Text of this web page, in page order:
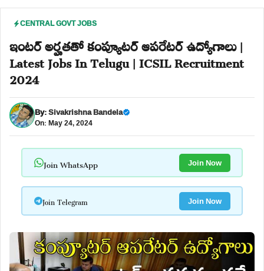
CENTRAL GOVT JOBS
ఇంటర్ అర్హతతో కంప్యూటర్ ఆపరేటర్ ఉద్యోగాలు |
Latest Jobs In Telugu | ICSIL Recruitment
2024
By:Sivakrishna Bandela
On: May 24, 2024
Join WhatsApp Join Now
Join Telegram Join Now